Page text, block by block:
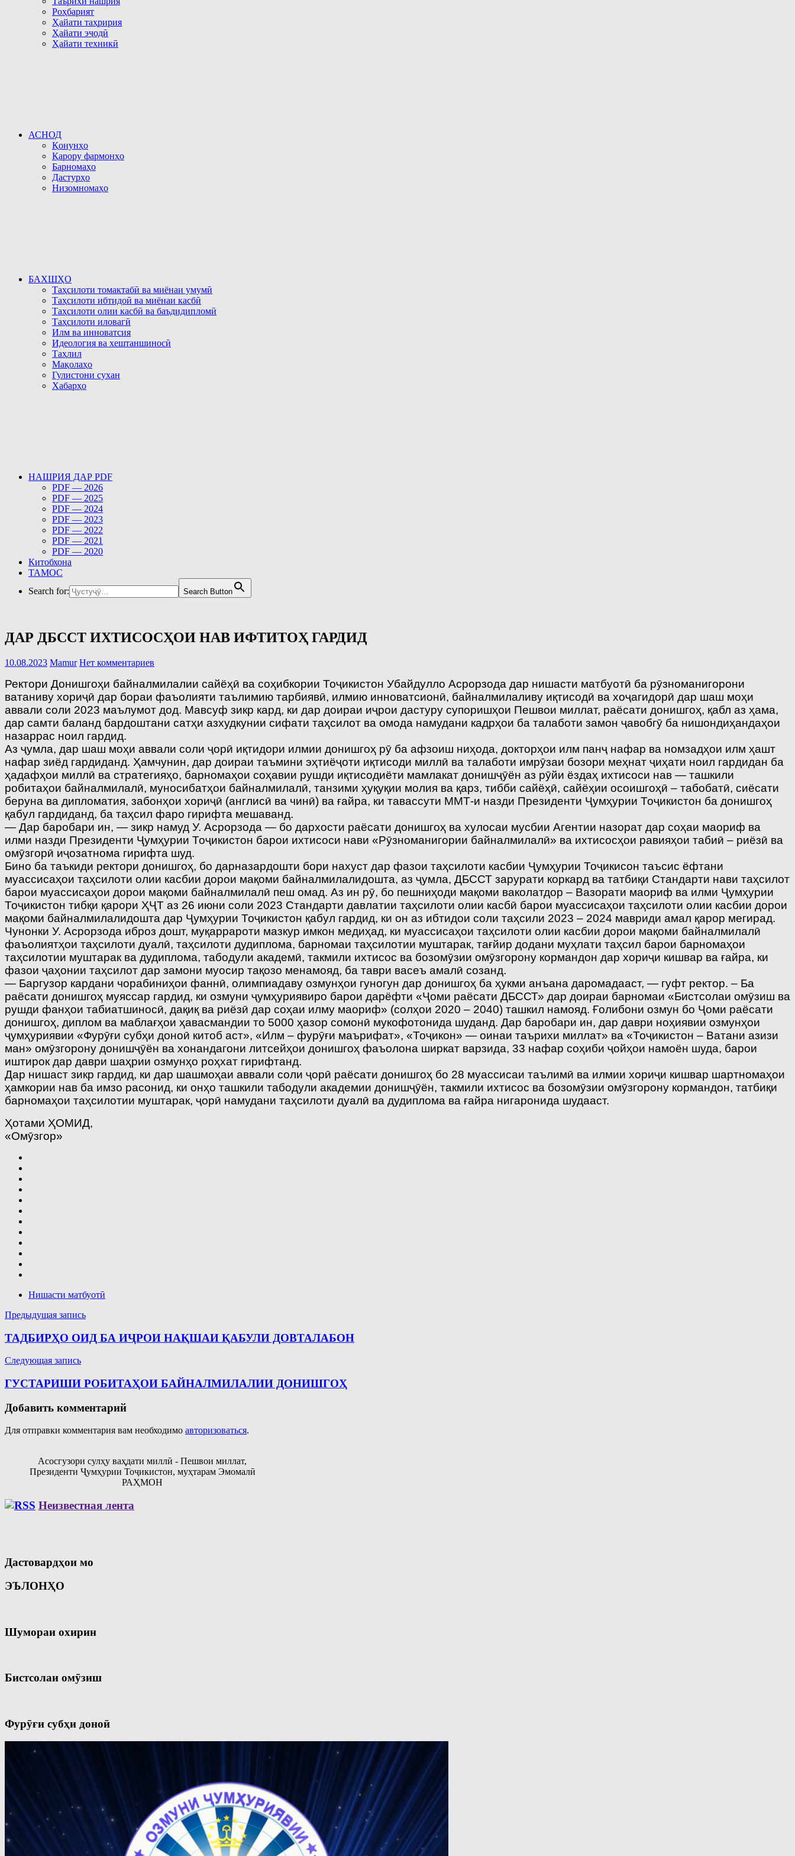
Роҳбарият
Ҳайати таҳририя
Ҳайати эҷодӣ
Ҳайати техникӣ
АСНОД
Қонунҳо
Қарору фармонҳо
Барномаҳо
Дастурҳо
Низомномаҳо
БАХШҲО
Таҳсилоти томактабӣ ва миёнаи умумӣ
Таҳсилоти ибтидоӣ ва миёнаи касбӣ
Таҳсилоти олии касбӣ ва баъдидипломӣ
Таҳсилоти иловагӣ
Илм ва инноватсия
Идеология ва хештаншиносӣ
Таҳлил
Мақолаҳо
Гулистони сухан
Хабарҳо
НАШРИЯ ДАР PDF
PDF — 2026
PDF — 2025
PDF — 2024
PDF — 2023
PDF — 2022
PDF — 2021
PDF — 2020
Китобхона
ТАМОС
Search for:
Search Button
ДАР ДБССТ ИХТИСОСҲОИ НАВ ИФТИТОҲ ГАРДИД
10.08.2023 Mamur Нет комментариев
Ректори Донишгоҳи байналмилалии сайёҳӣ ва соҳибкории Тоҷикистон Убайдулло Асрорзода дар нишасти матбуотӣ ба рӯзноманигорони
ватаниву хориҷӣ дар бораи фаъолияти таълимию тарбиявӣ, илмию инноватсионӣ, байналмилаливу иқтисодӣ ва хоҷагидорӣ дар шаш моҳи
аввали соли 2023 маълумот дод. Мавсуф зикр кард, ки дар доираи иҷрои дастуру супоришҳои Пешвои миллат, раёсати донишгоҳ, қабл аз ҳама,
дар самти баланд бардоштани сатҳи азхудкунии сифати таҳсилот ва омода намудани кадрҳои ба талаботи замон ҷавобгӯ ба нишондиҳандаҳои
назаррас ноил гардид.
Аз ҷумла, дар шаш моҳи аввали соли ҷорӣ иқтидори илмии донишгоҳ рӯ ба афзоиш ниҳода, докторҳои илм панҷ нафар ва номзадҳои илм ҳашт
нафар зиёд гардиданд. Ҳамчунин, дар доираи таъмини эҳтиёҷоти иқтисоди миллӣ ва талаботи имрӯзаи бозори меҳнат ҷиҳати ноил гардидан ба
ҳадафҳои миллӣ ва стратегияҳо, барномаҳои соҳавии рушди иқтисодиёти мамлакат донишҷӯён аз рӯйи ёздаҳ ихтисоси нав — ташкили
робитаҳои байналмилалӣ, муносибатҳои байналмилалӣ, танзими ҳуқуқии молия ва қарз, тибби сайёҳӣ, сайёҳии осоишгоҳӣ – табобатӣ, сиёсати
беруна ва дипломатия, забонҳои хориҷӣ (англисӣ ва чинӣ) ва ғайра, ки тавассути ММТ-и назди Президенти Ҷумҳурии Тоҷикистон ба донишгоҳ
қабул гардиданд, ба таҳсил фаро гирифта мешаванд.
— Дар баробари ин, — зикр намуд У. Асрорзода — бо дархости раёсати донишгоҳ ва хулосаи мусбии Агентии назорат дар соҳаи маориф ва
илми назди Президенти Ҷумҳурии Тоҷикистон барои ихтисоси нави «Рӯзноманигории байналмилалӣ» ва ихтисосҳои равияҳои табиӣ – риёзӣ ва
омӯзгорӣ иҷозатнома гирифта шуд.
Бино ба таъкиди ректори донишгоҳ, бо дарназардошти бори нахуст дар фазои таҳсилоти касбии Ҷумҳурии Тоҷикисон таъсис ёфтани
муассисаҳои таҳсилоти олии касбии дорои мақоми байналмилалидошта, аз ҷумла, ДБССТ зарурати коркард ва татбиқи Стандарти нави таҳсилот
барои муассисаҳои дорои мақоми байналмилалӣ пеш омад. Аз ин рӯ, бо пешниҳоди мақоми ваколатдор – Вазорати маориф ва илми Ҷумҳурии
Тоҷикистон тибқи қарори ҲҶТ аз 26 июни соли 2023 Стандарти давлатии таҳсилоти олии касбӣ барои муассисаҳои таҳсилоти олии касбии дорои
мақоми байналмилалидошта дар Ҷумҳурии Тоҷикистон қабул гардид, ки он аз ибтидои соли таҳсили 2023 – 2024 мавриди амал қарор мегирад.
Чунонки У. Асрорзода иброз дошт, муқаррароти мазкур имкон медиҳад, ки муассисаҳои таҳсилоти олии касбии дорои мақоми байналмилалӣ
фаъолиятҳои таҳсилоти дуалӣ, таҳсилоти дудиплома, барномаи таҳсилотии муштарак, тағйир додани муҳлати таҳсил барои барномаҳои
таҳсилотии муштарак ва дудиплома, табодули академӣ, такмили ихтисос ва бозомӯзии омӯзгорону кормандон дар хориҷи кишвар ва ғайра, ки
фазои ҷаҳонии таҳсилот дар замони муосир тақозо менамояд, ба таври васеъ амалӣ созанд.
— Баргузор кардани чорабиниҳои фаннӣ, олимпиадаву озмунҳои гуногун дар донишгоҳ ба ҳукми анъана даромадааст, — гуфт ректор. – Ба
раёсати донишгоҳ муяссар гардид, ки озмуни ҷумҳуриявиро барои дарёфти «Ҷоми раёсати ДБССТ» дар доираи барномаи «Бистсолаи омӯзиш ва
рушди фанҳои табиатшиносӣ, дақиқ ва риёзӣ дар соҳаи илму маориф» (солҳои 2020 – 2040) ташкил намояд. Ғолибони озмун бо Ҷоми раёсати
донишгоҳ, диплом ва маблағҳои ҳавасмандии то 5000 ҳазор сомонӣ мукофотонида шуданд. Дар баробари ин, дар даври ноҳиявии озмунҳои
ҷумҳуриявии «Фурӯғи субҳи доноӣ китоб аст», «Илм – фурӯғи маърифат», «Тоҷикон» — оинаи таърихи миллат» ва «Тоҷикистон – Ватани азизи
ман» омӯзгорону донишҷӯён ва хонандагони литсейҳои донишгоҳ фаъолона ширкат варзида, 33 нафар соҳиби ҷойҳои намоён шуда, барои
иштирок дар даври шаҳрии озмунҳо роҳхат гирифтанд.
Дар нишаст зикр гардид, ки дар шашмоҳаи аввали соли ҷорӣ раёсати донишгоҳ бо 28 муассисаи таълимӣ ва илмии хориҷи кишвар шартномаҳои
ҳамкории нав ба имзо расонид, ки онҳо ташкили табодули академии донишҷӯён, такмили ихтисос ва бозомӯзии омӯзгорону кормандон, татбиқи
барномаҳои таҳсилотии муштарак, ҷорӣ намудани таҳсилоти дуалӣ ва дудиплома ва ғайра нигаронида шудааст.
Ҳотами ҲОМИД,
«Омӯзгор»
Нишасти матбуотӣ
Навигация
по
записям
Предыдущая запись
ТАДБИРҲО ОИД БА ИҶРОИ НАҚШАИ ҚАБУЛИ ДОВТАЛАБОН
Следующая запись
ГУСТАРИШИ РОБИТАҲОИ БАЙНАЛМИЛАЛИИ ДОНИШГОҲ
Добавить комментарий
Для отправки комментария вам необходимо авторизоваться.
Асосгузори сулҳу ваҳдати миллӣ - Пешвои миллат,
Президенти Ҷумҳурии Тоҷикистон, муҳтарам Эмомалӣ
РАҲМОН
Неизвестная лента
Дастовардҳои мо
ЭЪЛОНҲО
Шумораи охирин
Бистсолаи омӯзиш
Фурӯғи субҳи доноӣ